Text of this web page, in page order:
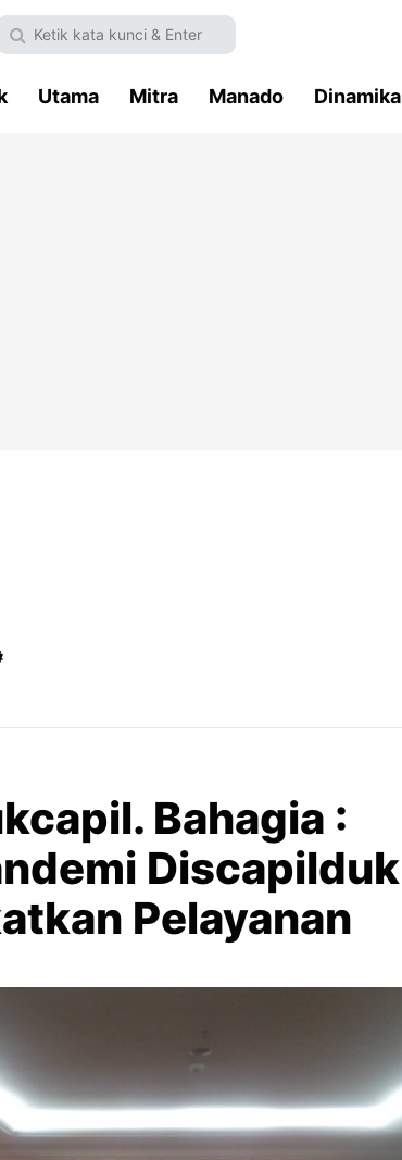
Utama Mitra Manado Dinamika
Bahagia :
Discapilduk
Pelayanan